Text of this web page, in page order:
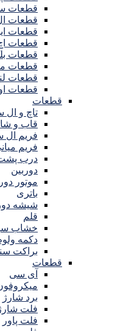
قطعات
قطعات
قطعات
قطعات
قطعات
قطعات
قطعات
قطعات
قطعات
تاچ و
قاب و
فریم
فریم
درب
دوربین
موتور
باتری
شیشه
قلم
خشاب
دکمه
براکت
قطعات
آی سی
برد شارژ
فلت شارژ
فلت پاور